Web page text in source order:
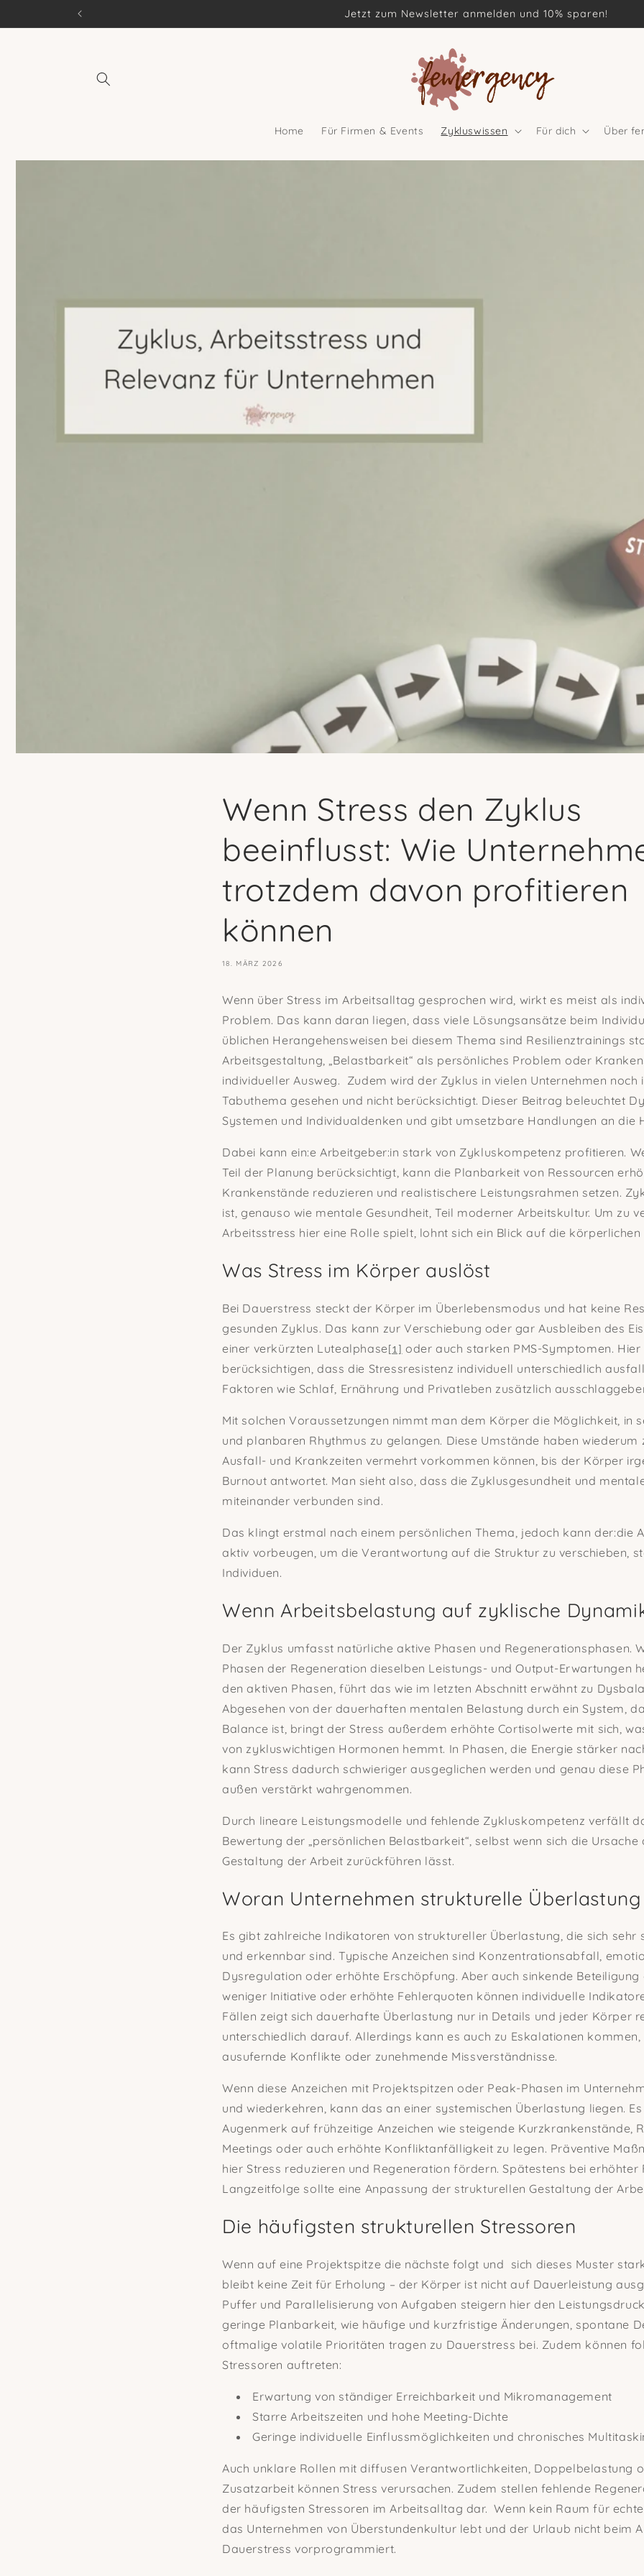
Inhalt
Jetzt zum Newsletter anmelden und 10% sparen!
Home Für Firmen & Events Zykluswissen Für dich Über
Wenn Stress den Zyklus
beeinflusst: Wie
trotzdem davon profitieren
können
18. MÄRZ 2026
Wenn über Stress im Arbeitsalltag gesprochen wird, wirkt es meist als
Problem. Das kann daran liegen, dass viele Lösungsansätze beim
üblichen Herangehensweisen bei diesem Thema sind Resilienztrainings
Arbeitsgestaltung, „Belastbarkeit“ als persönliches Problem oder
individueller Ausweg. Zudem wird der Zyklus in vielen Unternehmen noch
Tabuthema gesehen und nicht berücksichtigt. Dieser Beitrag beleuchtet
Systemen und Individualdenken und gibt umsetzbare Handlungen an die
Dabei kann ein:e Arbeitgeber:in stark von Zykluskompetenz profitieren.
Teil der Planung berücksichtigt, kann die Planbarkeit von Ressourcen
Krankenstände reduzieren und realistischere Leistungsrahmen setzen.
ist, genauso wie mentale Gesundheit, Teil moderner Arbeitskultur. Um zu
Arbeitsstress hier eine Rolle spielt, lohnt sich ein Blick auf die körperlichen
Was Stress im Körper auslöst
Bei Dauerstress steckt der Körper im Überlebensmodus und hat keine
gesunden Zyklus. Das kann zur Verschiebung oder gar Ausbleiben des
einer verkürzten Lutealphase [1]
oder auch starken PMS-Symptomen.
berücksichtigen, dass die Stressresistenz individuell unterschiedlich
Faktoren wie Schlaf, Ernährung und Privatleben zusätzlich
Mit solchen Voraussetzungen nimmt man dem Körper die Möglichkeit, in
und planbaren Rhythmus zu gelangen. Diese Umstände haben wiederum
Ausfall- und Krankzeiten vermehrt vorkommen können, bis der Körper
Burnout antwortet. Man sieht also, dass die Zyklusgesundheit und
miteinander verbunden sind.
Das klingt erstmal nach einem persönlichen Thema, jedoch kann der:die
aktiv vorbeugen, um die Verantwortung auf die Struktur zu verschieben,
Individuen.
Wenn Arbeitsbelastung auf zyklische
Der Zyklus umfasst natürliche aktive Phasen und Regenerationsphasen.
Phasen der Regeneration dieselben Leistungs- und Output-Erwartungen
den aktiven Phasen, führt das wie im letzten Abschnitt erwähnt zu
Abgesehen von der dauerhaften mentalen Belastung durch ein System,
Balance ist, bringt der Stress außerdem erhöhte Cortisolwerte mit sich,
von zykluswichtigen Hormonen hemmt. In Phasen, die Energie stärker
kann Stress dadurch schwieriger ausgeglichen werden und genau diese
außen verstärkt wahrgenommen.
Durch lineare Leistungsmodelle und fehlende Zykluskompetenz verfällt
Bewertung der „persönlichen Belastbarkeit“, selbst wenn sich die Ursache
Gestaltung der Arbeit zurückführen lässt.
Woran Unternehmen strukturelle
Es gibt zahlreiche Indikatoren von struktureller Überlastung, die sich sehr
und erkennbar sind. Typische Anzeichen sind Konzentrationsabfall,
Dysregulation oder erhöhte Erschöpfung. Aber auch sinkende Beteiligung
weniger Initiative oder erhöhte Fehlerquoten können individuelle
Fällen zeigt sich dauerhafte Überlastung nur in Details und jeder Körper
unterschiedlich darauf. Allerdings kann es auch zu Eskalationen kommen,
ausufernde Konflikte oder zunehmende Missverständnisse.
Wenn diese Anzeichen mit Projektspitzen oder Peak-Phasen im
und wiederkehren, kann das an einer systemischen Überlastung liegen.
Augenmerk auf frühzeitige Anzeichen wie steigende Kurzkrankenstände,
Meetings oder auch erhöhte Konfliktanfälligkeit zu legen. Präventive
hier Stress reduzieren und Regeneration fördern. Spätestens bei
Langzeitfolge sollte eine Anpassung der strukturellen Gestaltung der
Die häufigsten strukturellen Stressoren
Wenn auf eine Projektspitze die nächste folgt und sich dieses Muster
bleibt keine Zeit für Erholung – der Körper ist nicht auf Dauerleistung
Puffer und Parallelisierung von Aufgaben steigern hier den
geringe Planbarkeit, wie häufige und kurzfristige Änderungen, spontane
oftmalige volatile Prioritäten tragen zu Dauerstress bei. Zudem können
Stressoren auftreten:
Erwartung von ständiger Erreichbarkeit und Mikromanagement
Starre Arbeitszeiten und hohe Meeting-Dichte
Geringe individuelle Einflussmöglichkeiten und chronisches
Auch unklare Rollen mit diffusen Verantwortlichkeiten, Doppelbelastung
Zusatzarbeit können Stress verursachen. Zudem stellen fehlende
der häufigsten Stressoren im Arbeitsalltag dar. Wenn kein Raum für
das Unternehmen von Überstundenkultur lebt und der Urlaub nicht beim
Dauerstress vorprogrammiert.